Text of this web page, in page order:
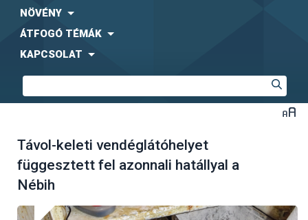
NÖVÉNY
ÁTFOGÓ TÉMÁK
KAPCSOLAT
Távol-keleti vendéglátóhelyet
függesztett fel azonnali hatállyal a
Nébih